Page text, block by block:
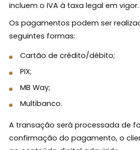
incluem o IVA à taxa legal em vigor.
Os pagamentos podem ser
seguintes formas:
Cartão de crédito/débito;
PIX;
MB Way;
Multibanco.
A transação será processada de
confirmação do pagamento, o